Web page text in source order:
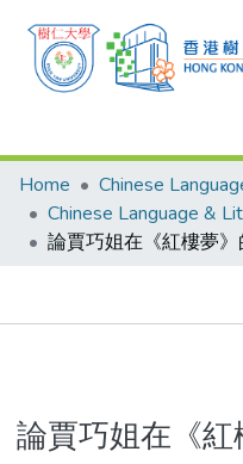
Research Outputs
Researchers
Organizations
Events
Home
論賈巧姐在《